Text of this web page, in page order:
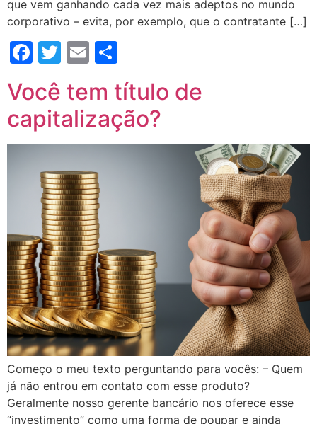
que vem ganhando cada vez mais adeptos no mundo
corporativo – evita, por exemplo, que o contratante […]
Facebook
Twitter
Email
Você tem título de
capitalização?
Começo o meu texto perguntando para vocês: – Quem
já não entrou em contato com esse produto?
Geralmente nosso gerente bancário nos oferece esse
“investimento” como uma forma de poupar e ainda